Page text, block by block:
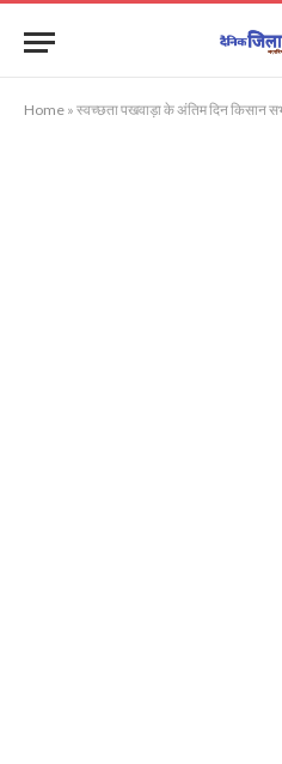
Home » स्वच्छता पखवाड़ा के अंतिम दिन किसान सभाओं